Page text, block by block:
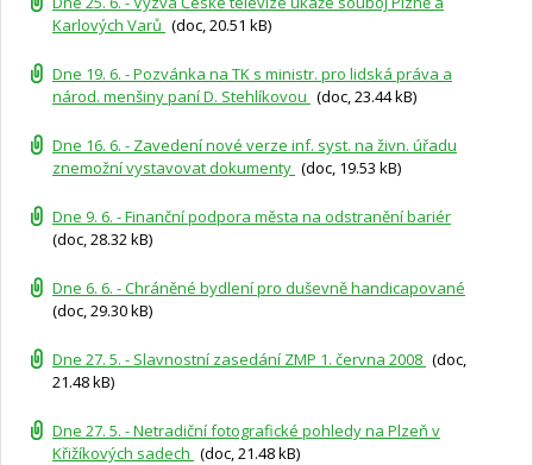
Karlových Varů (doc, 20.51 kB)
Dne 19. 6. - Pozvánka na TK s ministr. pro lidská práva a
národ. menšiny paní D. Stehlíkovou (doc, 23.44 kB)
Dne 16. 6. - Zavedení nové verze inf. syst. na živn. úřadu
znemožní vystavovat dokumenty (doc, 19.53 kB)
Dne 9. 6. - Finanční podpora města na odstranění bariér
(doc, 28.32 kB)
Dne 6. 6. - Chráněné bydlení pro duševně handicapované
(doc, 29.30 kB)
Dne 27. 5. - Slavnostní zasedání ZMP 1. června 2008 (doc,
21.48 kB)
Dne 27. 5. - Netradiční fotografické pohledy na Plzeň v
Křižíkových sadech (doc, 21.48 kB)